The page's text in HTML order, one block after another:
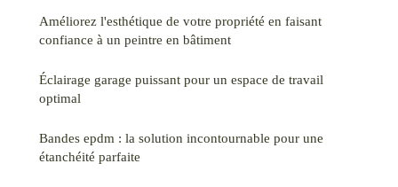
Améliorez l'esthétique de votre propriété en faisant
confiance à un peintre en bâtiment
Éclairage garage puissant pour un espace de travail
optimal
Bandes epdm : la solution incontournable pour une
étanchéité parfaite